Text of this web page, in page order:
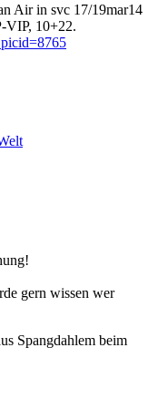
Air in svc 17/19mar14
10+22.
gern wissen wer
Spangdahlem beim